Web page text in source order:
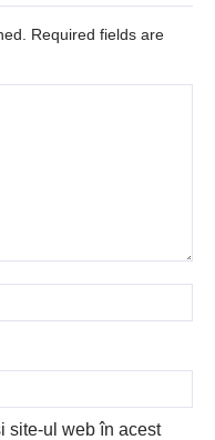
Required fields are
site-ul web în acest